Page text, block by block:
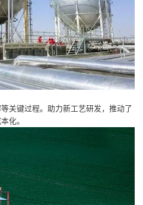
关键过程。助力新工艺研发，推动了
化。